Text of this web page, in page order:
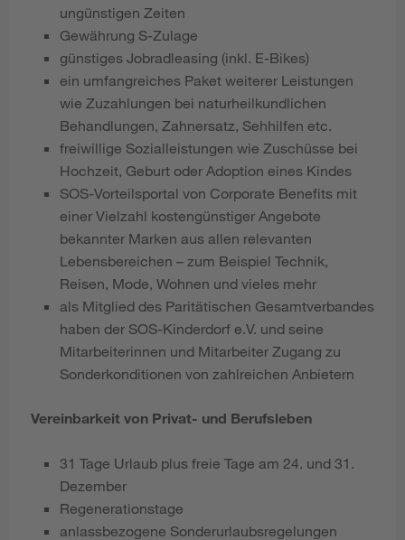
ungünstigen Zeiten
Gewährung S-Zulage
günstiges Jobradleasing (inkl. E-Bikes)
ein umfangreiches Paket weiterer Leistungen
wie Zuzahlungen bei naturheilkundlichen
Behandlungen, Zahnersatz, Sehhilfen etc.
freiwillige Sozialleistungen wie Zuschüsse bei
Hochzeit, Geburt oder Adoption eines Kindes
SOS-Vorteilsportal von Corporate Benefits mit
einer Vielzahl kostengünstiger Angebote
bekannter Marken aus allen relevanten
Lebensbereichen – zum Beispiel Technik,
Reisen, Mode, Wohnen und vieles mehr
als Mitglied des Paritätischen Gesamtverbandes
haben der SOS-Kinderdorf e.V. und seine
Mitarbeiterinnen und Mitarbeiter Zugang zu
Sonderkonditionen von zahlreichen Anbietern
Vereinbarkeit von Privat- und Berufsleben
31 Tage Urlaub plus freie Tage am 24. und 31.
Dezember
Regenerationstage
anlassbezogene Sonderurlaubsregelungen